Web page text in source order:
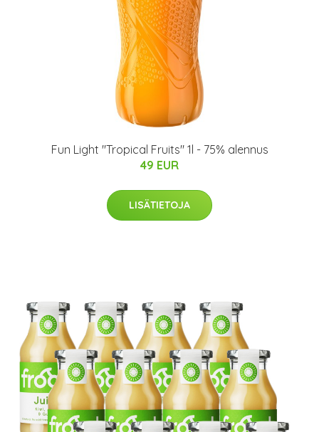
Fun Light "Tropical Fruits" 1l - 75% alennus
49 EUR
LISÄTIETOJA